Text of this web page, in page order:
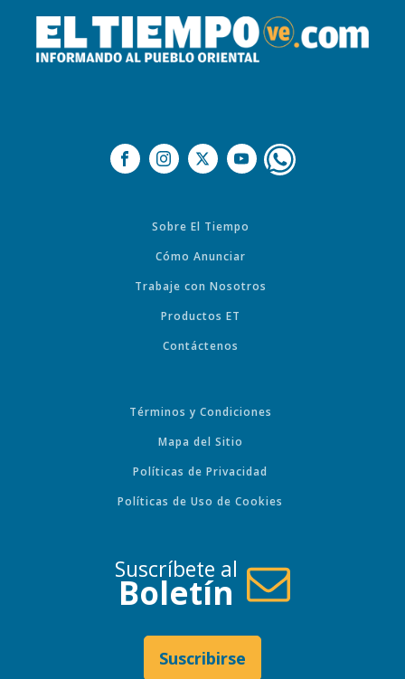
Sobre El Tiempo
Cómo Anunciar
Trabaje con Nosotros
Productos ET
Contáctenos
Términos y Condiciones
Mapa del Sitio
Políticas de Privacidad
Políticas de Uso de Cookies
Suscríbete al
Boletín
Suscribirse